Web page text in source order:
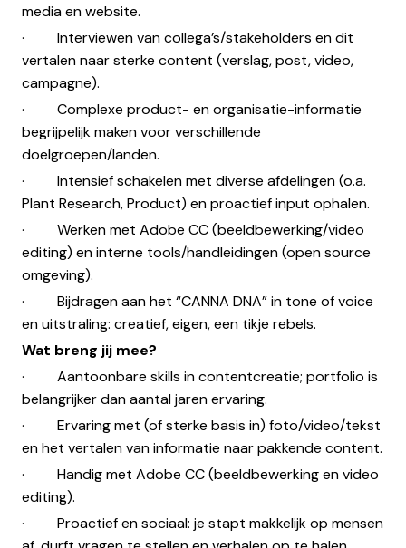
media en website.
· Interviewen van collega’s/stakeholders en dit
vertalen naar sterke content (verslag, post, video,
campagne).
· Complexe product- en organisatie-informatie
begrijpelijk maken voor verschillende
doelgroepen/landen.
· Intensief schakelen met diverse afdelingen (o.a.
Plant Research, Product) en proactief input ophalen.
· Werken met Adobe CC (beeldbewerking/video
editing) en interne tools/handleidingen (open source
omgeving).
· Bijdragen aan het “CANNA DNA” in tone of voice
en uitstraling: creatief, eigen, een tikje rebels.
Wat breng jij mee?
· Aantoonbare skills in contentcreatie; portfolio is
belangrijker dan aantal jaren ervaring.
· Ervaring met (of sterke basis in) foto/video/tekst
en het vertalen van informatie naar pakkende content.
· Handig met Adobe CC (beeldbewerking en video
editing).
· Proactief en sociaal: je stapt makkelijk op mensen